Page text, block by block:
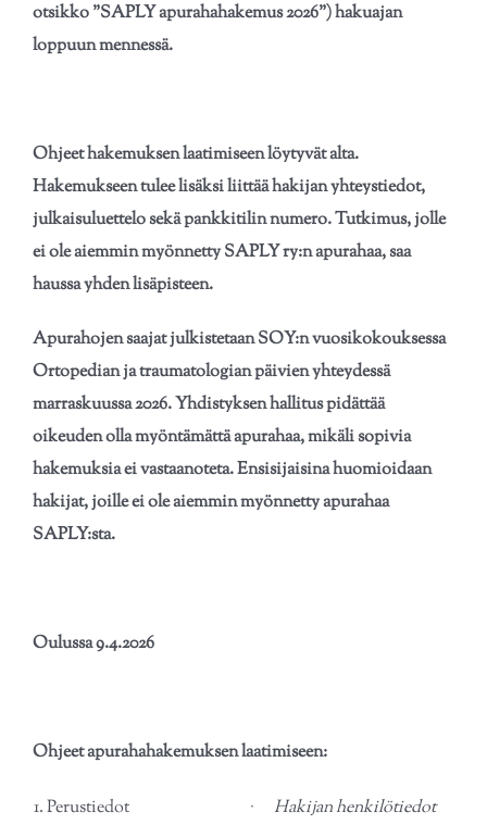
otsikko ”SAPLY apurahahakemus 2026”) hakuajan
loppuun mennessä.
Ohjeet hakemuksen laatimiseen löytyvät alta.
Hakemukseen tulee lisäksi liittää hakijan yhteystiedot,
julkaisuluettelo sekä pankkitilin numero. Tutkimus, jolle
ei ole aiemmin myönnetty SAPLY ry:n apurahaa, saa
haussa yhden lisäpisteen.
Apurahojen saajat julkistetaan SOY:n vuosikokouksessa
Ortopedian ja traumatologian päivien yhteydessä
marraskuussa 2026. Yhdistyksen hallitus pidättää
oikeuden olla myöntämättä apurahaa, mikäli sopivia
hakemuksia ei vastaanoteta. Ensisijaisina huomioidaan
hakijat, joille ei ole aiemmin myönnetty apurahaa
SAPLY:sta.
Oulussa 9.4.2026
Ohjeet apurahahakemuksen laatimiseen:
1. Perustiedot · Hakijan henkilötiedot